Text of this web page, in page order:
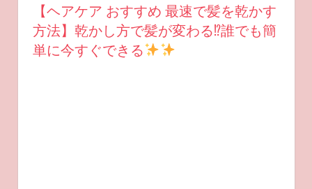
【ヘアケア おすすめ 最速で髪を乾かす
方法】乾かし方で髪が変わる⁉︎誰でも簡
単に今すぐできる